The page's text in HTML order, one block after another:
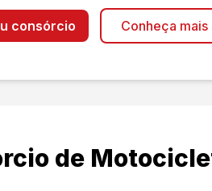
consórcio Conheça
de